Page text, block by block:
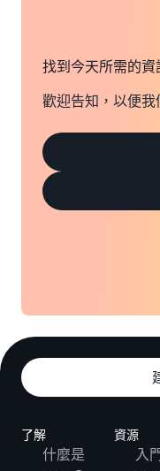
找到今天所需的資
歡迎告知，以便
了解
什麼是
資源
入